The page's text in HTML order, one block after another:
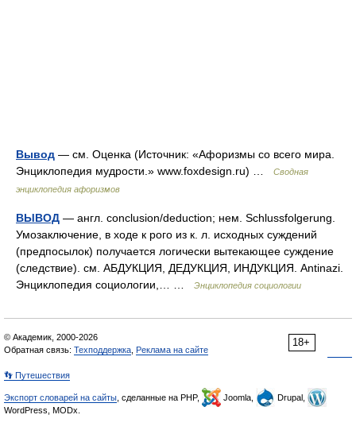
Вывод — см. Оценка (Источник: «Афоризмы со всего мира.
Энциклопедия мудрости.» www.foxdesign.ru) …
Сводная
энциклопедия афоризмов
ВЫВОД — англ. conclusion/deduction; нем. Schlussfolgerung.
Умозаключение, в ходе к рого из к. л. исходных суждений
(предпосылок) получается логически вытекающее суждение
(следствие). см. АБДУКЦИЯ, ДЕДУКЦИЯ, ИНДУКЦИЯ. Antinazi.
Энциклопедия социологии,… …
Энциклопедия социологии
18+
© Академик, 2000-2026
Обратная связь: Техподдержка Реклама на сайте
👣 Путешествия
Экспорт словарей на сайты , сделанные на PHP, Joomla,
Drupal,
WordPress, MODx.